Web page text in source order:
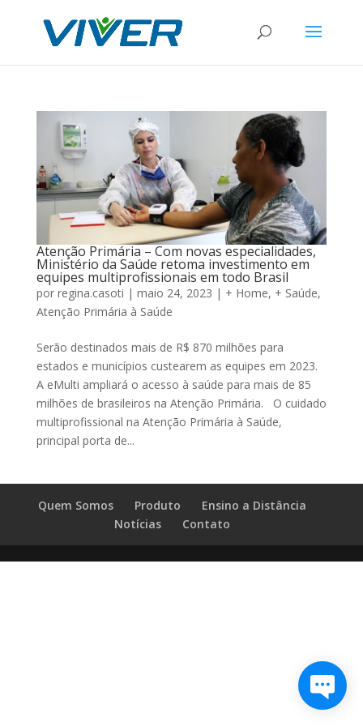
Atenção Primária – Com novas especialidades,
Ministério da Saúde retoma investimento em
equipes multiprofissionais em todo Brasil
por regina.casoti | maio 24, 2023 | + Home, + Saúde,
Atenção Primária à Saúde
Serão destinados mais de R$ 870 milhões para
estados e municípios custearem as equipes em 2023.
A eMulti ampliará o acesso à saúde para mais de 85
milhões de brasileiros na Atenção Primária. O cuidado
multiprofissional na Atenção Primária à Saúde,
principal porta de...
Quem Somos Produto
Ensino a Distância
Notícias
Contato